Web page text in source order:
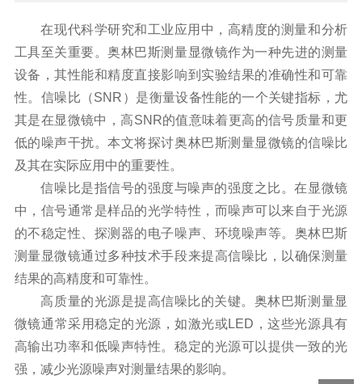
在现代科学研究和工业应用中，高精度的测量和分析
工具至关重要。奥林巴斯测量显微镜作为一种先进的测量
设备，其性能和精度直接影响到实验结果的准确性和可靠
性。信噪比（SNR）是衡量设备性能的一个关键指标，尤
其是在显微镜中，高SNR的值意味着更高的信号质量和更
低的噪声干扰。本文将探讨奥林巴斯测量显微镜的信噪比
及其在实际应用中的重要性。
信噪比是指信号的强度与噪声的强度之比。在显微镜
中，信号通常是样品的光学特性，而噪声可以来自于光源
的不稳定性、探测器的电子噪声、环境噪声等。奥林巴斯
测量显微镜通过多种技术手段来提高信噪比，以确保测量
结果的高精度和可靠性。
高质量的光源是提高信噪比的关键。奥林巴斯测量显
微镜通常采用稳定的光源，如激光或LED，这些光源具有
高输出功率和低噪声特性。稳定的光源可以提供一致的光
强，减少光源噪声对测量结果的影响。